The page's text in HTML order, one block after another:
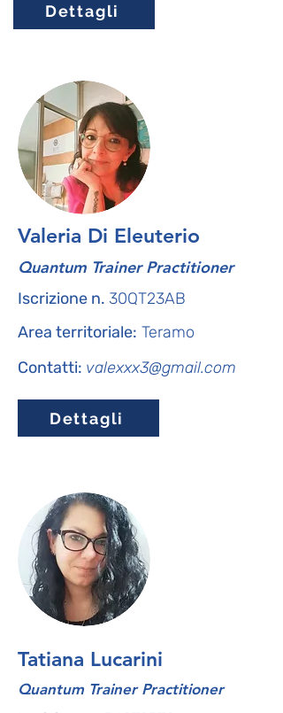
Dettagli
Valeria Di Eleuterio
Quantum Trainer Practitioner
Iscrizione n. 30QT23AB
Area territoriale: Teramo
Contatti: valexxx3@gmail.com
Dettagli
Tatiana Lucarini
Quantum Trainer Practitioner